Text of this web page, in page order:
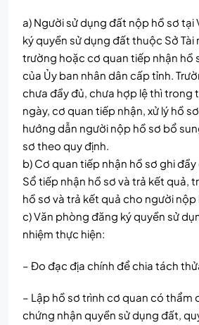
a) Người sử dụng đất nộp hồ sơ tại
ký quyền sử dụng đất thuộc Sở Tài
trường hoặc cơ quan tiếp nhận hồ
của Ủy ban nhân dân cấp tỉnh.
chưa đầy đủ, chưa hợp lệ thì trong
ngày, cơ quan tiếp nhận, xử lý hồ
hướng dẫn người nộp hồ sơ bổ
sơ theo quy định.
b) Cơ quan tiếp nhận hồ sơ ghi
Sổ tiếp nhận hồ sơ và trả kết quả,
hồ sơ và trả kết quả cho người nộp
c) Văn phòng đăng ký quyền sử
nhiệm thực hiện:
– Đo đạc địa chính để chia tách
– Lập hồ sơ trình cơ quan có thẩm
chứng nhận quyền sử dụng đất,